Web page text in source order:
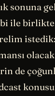
sonuna
ile
de